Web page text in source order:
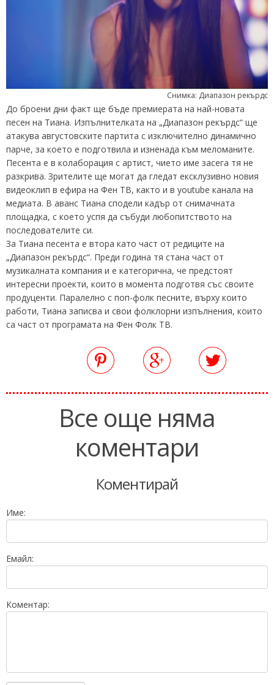
Снимка: Диапазон рекърдс
До броени дни факт ще бъде премиерата на най-новата
песен на Тиана. Изпълнителката на „Диапазон рекърдс“ ще
атакува августовските партита с изключително динамично
парче, за което е подготвила и изненада към меломаните.
Песента е в колаборация с артист, чието име засега тя не
разкрива. Зрителите ще могат да гледат ексклузивно новия
видеоклип в ефира на Фен ТВ, както и в youtube канала на
медиата. В аванс Тиана сподели кадър от снимачната
площадка, с което успя да събуди любопитството на
последователите си.
За Тиана песента е втора като част от редиците на
„Диапазон рекърдс“. Преди година тя стана част от
музикалната компания и е категорична, че предстоят
интересни проекти, които в момента подготвя със своите
продуценти. Паралелно с поп-фолк песните, върху които
работи, Тиана записва и свои фолклорни изпълнения, които
са част от програмата на Фен Фолк ТВ.
Все още няма
коментари
Коментирай
Име:
Емайл:
Коментар: